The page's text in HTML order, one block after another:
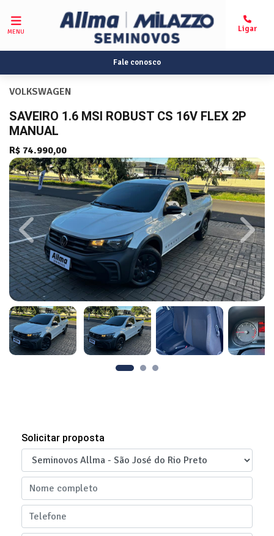
MENU
Fale conosco
VOLKSWAGEN
SAVEIRO 1.6 MSI ROBUST CS 16V FLEX 2P
MANUAL
R$ 74.990,00
Previous Next
Solicitar proposta